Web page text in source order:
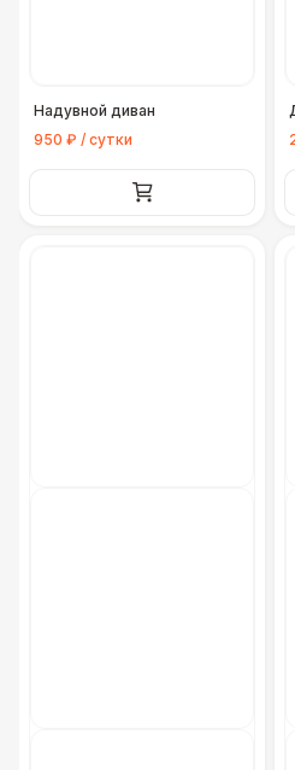
Надувной диван
950 ₽ / сутки